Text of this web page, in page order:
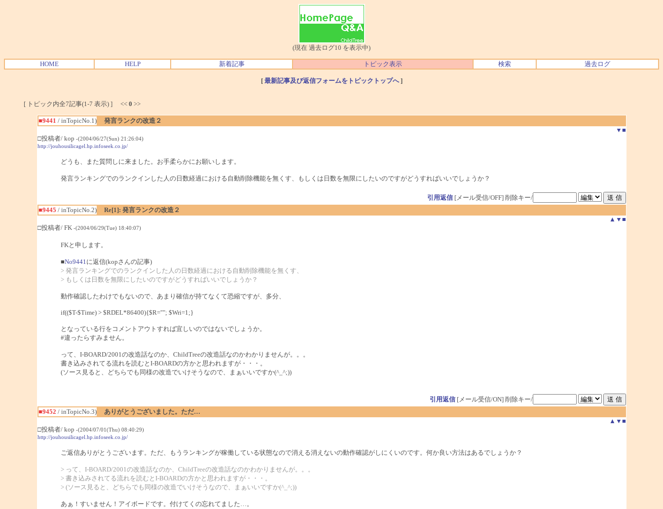
(現在 過去ログ10 を表示中)
HOME HELP 新着記事 トピック表示 検索 過去ログ
[ 最新記事及び返信フォームをトピックトップへ]
[ トピック内全7記事(1-7 表示) ] << 0 >>
■9441 / inTopicNo.1)
発言ランクの改造２
▼ ■
□投稿者/ kop -(2004/06/27(Sun) 21:26:04)
http://jouhousilicagel.hp.infoseek.co.jp/
どうも、また質問しに来ました。お手柔らかにお願いします。
発言ランキングでのランクインした人の日数経過における自動削除機能を無くす、もしくは日数を無限にしたいのですがどうすればいいでしょうか？
引用返信[メール受信/OFF] 削除キー/
■9445 / inTopicNo.2)
Re[1]: 発言ランクの改造２
▲ ▼ ■
□投稿者/ FK -(2004/06/29(Tue) 18:40:07)
FKと申します。
■No9441 に返信(kopさんの記事)
> 発言ランキングでのランクインした人の日数経過における自動削除機能を無くす、
> もしくは日数を無限にしたいのですがどうすればいいでしょうか？
動作確認したわけでもないので、あまり確信が持てなくて恐縮ですが、多分、
if(($T-$Time) > $RDEL*86400){$R=""; $Wri=1;}
となっている行をコメントアウトすれば宜しいのではないでしょうか。
#違ったらすみません。
って、I-BOARD/2001の改造話なのか、ChildTreeの改造話なのかわかりませんが。。。
書き込みされてる流れを読むとI-BOARDの方かと思われますが・・・。
(ソース見ると、どちらでも同様の改造でいけそうなので、まぁいいですか(^_^;))
引用返信[メール受信/ON] 削除キー/
■9452 / inTopicNo.3)
ありがとうございました。ただ…
▲ ▼ ■
□投稿者/ kop -(2004/07/01(Thu) 08:40:29)
http://jouhousilicagel.hp.infoseek.co.jp/
ご返信ありがとうございます。ただ、もうランキングが稼働している状態なので消える消えないの動作確認がしにくいのです。何か良い方法はあるでしょうか？
> って、I-BOARD/2001の改造話なのか、ChildTreeの改造話なのかわかりませんが。。。
> 書き込みされてる流れを読むとI-BOARDの方かと思われますが・・・。
> (ソース見ると、どちらでも同様の改造でいけそうなので、まぁいいですか(^_^;))
あぁ！すいません！アイボードです。付けてくの忘れてました…。